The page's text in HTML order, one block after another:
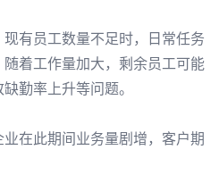
有员工数量不足时，日常任务
着工作量加大，剩余员工可能
勤率上升等问题。
在此期间业务量剧增，客户期